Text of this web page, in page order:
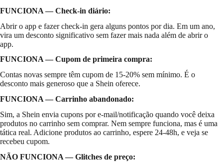
FUNCIONA — Check-in diário:
Abrir o app e fazer check-in gera alguns pontos por dia. Em um ano,
vira um desconto significativo sem fazer mais nada além de abrir o
app.
FUNCIONA — Cupom de primeira compra:
Contas novas sempre têm cupom de 15-20% sem mínimo. É o
desconto mais generoso que a Shein oferece.
FUNCIONA — Carrinho abandonado:
Sim, a Shein envia cupons por e-mail/notificação quando você deixa
produtos no carrinho sem comprar. Nem sempre funciona, mas é uma
tática real. Adicione produtos ao carrinho, espere 24-48h, e veja se
recebeu cupom.
NÃO FUNCIONA — Glitches de preço: